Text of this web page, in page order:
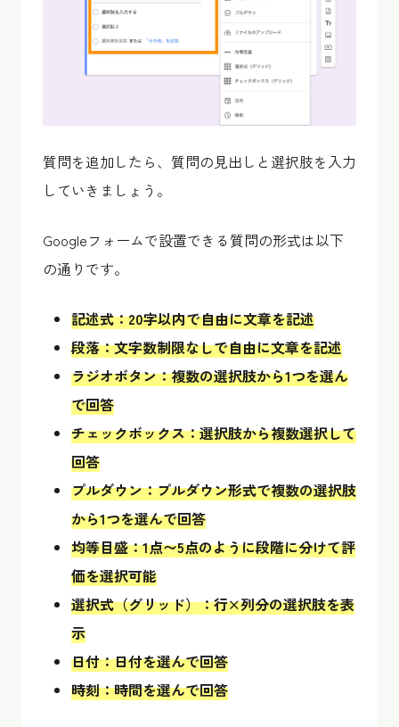
質問を追加したら、質問の見出しと選択肢を入力
していきましょう。
Googleフォームで設置できる質問の形式は以下
の通りです。
記述式：20字以内で自由に文章を記述
段落：文字数制限なしで自由に文章を記述
ラジオボタン：複数の選択肢から1つを選ん
で回答
チェックボックス：選択肢から複数選択して
回答
プルダウン：プルダウン形式で複数の選択肢
から1つを選んで回答
均等目盛：1点〜5点のように段階に分けて評
価を選択可能
選択式（グリッド）：行×列分の選択肢を表
示
日付：日付を選んで回答
時刻：時間を選んで回答